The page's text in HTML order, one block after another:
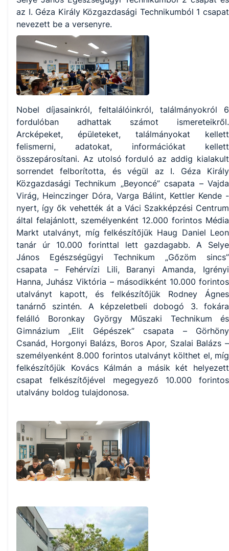
az I. Géza Király Közgazdasági Technikumból 1 csapat
nevezett be a versenyre.
Nobel díjasainkról, feltalálóinkról, találmányokról 6
fordulóban adhattak számot ismereteikről.
Arcképeket, épületeket, találmányokat kellett
felismerni, adatokat, információkat kellett
összepárosítani. Az utolsó forduló az addig kialakult
sorrendet felborította, és végül az I. Géza Király
Közgazdasági Technikum „Beyoncé” csapata – Vajda
Virág, Heinczinger Dóra, Varga Bálint, Kettler Kende -
nyert, így ők vehették át a Váci Szakképzési Centrum
által felajánlott, személyenként 12.000 forintos Média
Markt utalványt, míg felkészítőjük Haug Daniel Leon
tanár úr 10.000 forinttal lett gazdagabb. A Selye
János Egészségügyi Technikum „Gőzöm sincs”
csapata – Fehérvízi Lili, Baranyi Amanda, Igrényi
Hanna, Juhász Viktória – másodikként 10.000 forintos
utalványt kapott, és felkészítőjük Rodney Ágnes
tanárnő szintén. A képzeletbeli dobogó 3. fokára
felálló Boronkay György Műszaki Technikum és
Gimnázium „Elit Gépészek” csapata – Görhöny
Csanád, Horgonyi Balázs, Boros Apor, Szalai Balázs –
személyenként 8.000 forintos utalványt költhet el, míg
felkészítőjük Kovács Kálmán a másik két helyezett
csapat felkészítőjével megegyező 10.000 forintos
utalvány boldog tulajdonosa.